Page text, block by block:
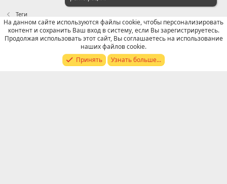
Теги
Russian (RU)
Условия и правила
Политика конфиденциальности
Помощь
R
S
На данном сайте используются файлы cookie, чтобы персонализировать
контент и сохранить Ваш вход в систему, если Вы зарегистрируетесь.
Продолжая использовать этот сайт, Вы соглашаетесь на использование
наших файлов cookie.
Принять
Узнать больше...